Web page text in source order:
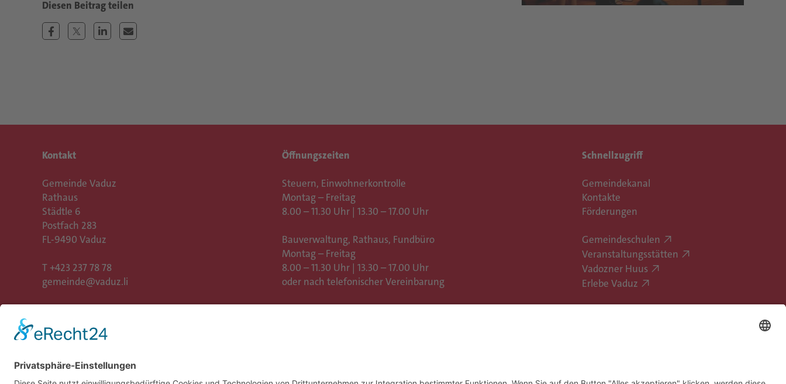
Kontakt
Gemeinde Vaduz
Rathaus
Städtle 6
Postfach 283
FL-9490 Vaduz
T +423 237 78 78
gemeinde@vaduz.li
Öffnungszeiten
Steuern, Einwohnerkontrolle
Montag – Freitag
8.00 – 11.30 Uhr | 13.30 – 17.00 Uhr
Bauverwaltung, Rathaus, Fundbüro
Montag – Freitag
8.00 – 11.30 Uhr | 13.30 – 17.00 Uhr
oder nach telefonischer Vereinbarung
Schnellzugriff
Gemeindekanal
Kontakte
Förderungen
Gemeindeschulen
Veranstaltungsstätten
Vadozner Huus
Erlebe Vaduz